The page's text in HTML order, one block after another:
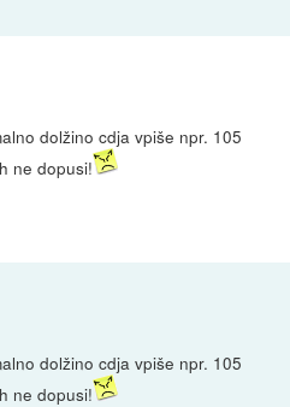
dolžino cdja vpiše npr. 105
ne dopusi!
dolžino cdja vpiše npr. 105
ne dopusi!